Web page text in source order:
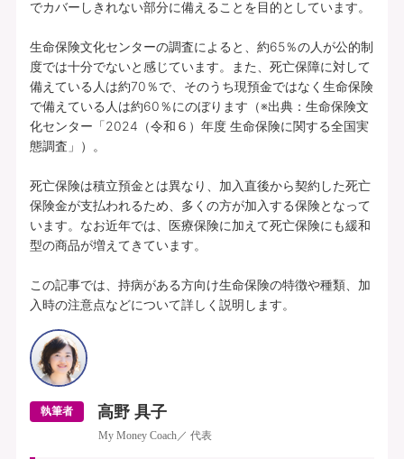
でカバーしきれない部分に備えることを目的としています。
生命保険文化センターの調査によると、約65％の人が公的制
度では十分でないと感じています。また、死亡保障に対して
備えている人は約70％で、そのうち現預金ではなく生命保険
で備えている人は約60％にのぼります（※出典：生命保険文
化センター「2024（令和６）年度 生命保険に関する全国実
態調査」）。
死亡保険は積立預金とは異なり、加入直後から契約した死亡
保険金が支払われるため、多くの方が加入する保険となって
います。なお近年では、医療保険に加えて死亡保険にも緩和
型の商品が増えてきています。
この記事では、持病がある方向け生命保険の特徴や種類、加
入時の注意点などについて詳しく説明します。
執筆者 高野 具子
My Money Coach／ 代表